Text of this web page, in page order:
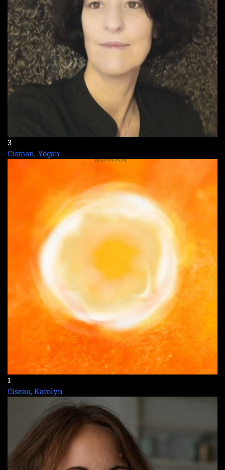
3
Cisman, Yogan
1
Ciseau, Karolyn